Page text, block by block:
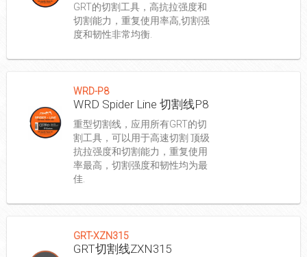
GRT的切割工具，高抗拉强度和
切割能力，重复使用率高,切割强
度和韧性非常均衡.
WRD-P8
WRD Spider Line 切割线P8
重型切割线，应用所有GRT的切
割工具，可以用于高速切割 顶级
抗拉强度和切割能力，重复使用
率最高，切割强度和韧性均为最
佳.
GRT-XZN315
GRT切割线ZXN315